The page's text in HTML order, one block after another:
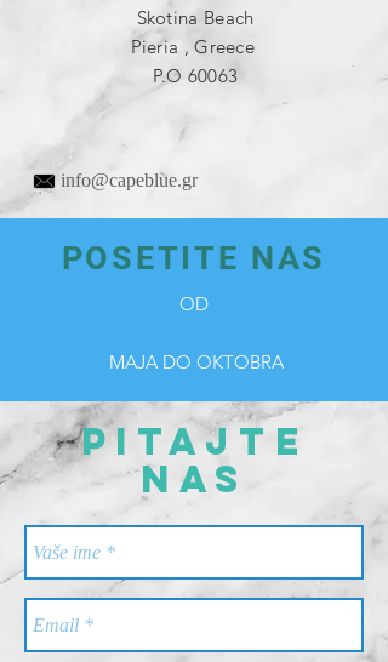
Skotina Beach
Pieria , Greece
P.O 60063
info@capeblue.gr
POSETITE NAS
OD
MAJA DO OKTOBRA
Pitajte
nas